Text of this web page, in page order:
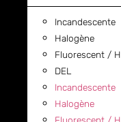
Incandescente
Halogène
Fluorescent /
DEL
Incandescente
Halogène